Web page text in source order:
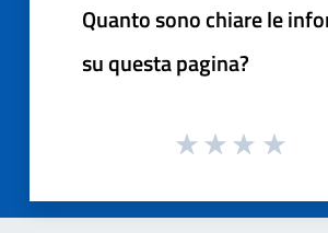
Quanto sono chiare le
su questa pagina?